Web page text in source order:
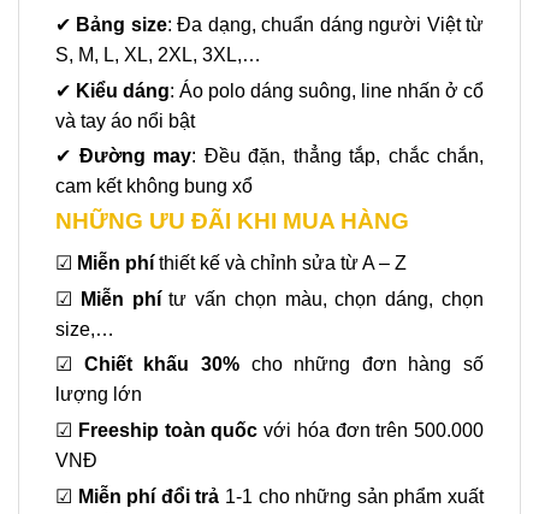
✔ Bảng size: Đa dạng, chuẩn dáng người Việt từ
S, M, L, XL, 2XL, 3XL,…
✔ Kiểu dáng: Áo polo dáng suông, line nhấn ở cổ
và tay áo nổi bật
✔ Đường may: Đều đặn, thẳng tắp, chắc chắn,
cam kết không bung xổ
NHỮNG ƯU ĐÃI KHI MUA HÀNG
☑ Miễn phí thiết kế và chỉnh sửa từ A – Z
☑
Miễn phítư vấn chọn màu, chọn dáng, chọn
size,…
☑ Chiết khấu 30% cho những đơn hàng số
lượng lớn
☑ Freeship toàn quốc với hóa đơn trên 500.000
VNĐ
☑ Miễn phí đổi trả 1-1 cho những sản phẩm xuất